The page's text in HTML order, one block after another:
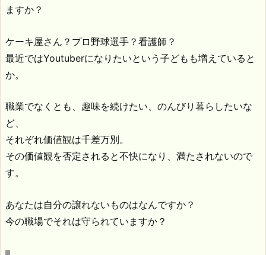
ますか？
ケーキ屋さん？プロ野球選手？看護師？
最近ではYoutuberになりたいという子どもも増えていると
か。
職業でなくとも、趣味を続けたい、のんびり暮らしたいな
ど、
それぞれ価値観は千差万別。
その価値観を否定されると不快になり、満たされないので
す。
あなたは自分の譲れないものはなんですか？
今の職場でそれは守られていますか？